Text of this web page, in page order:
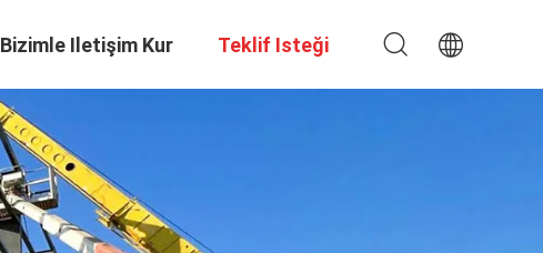
Bizimle Iletişim Kur Teklif Isteği